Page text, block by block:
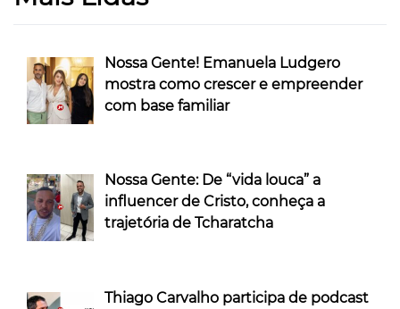
Nossa Gente! Emanuela Ludgero
mostra como crescer e empreender
com base familiar
Nossa Gente: De “vida louca” a
influencer de Cristo, conheça a
trajetória de Tcharatcha
Thiago Carvalho participa de podcast